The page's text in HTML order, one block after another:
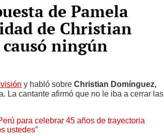
de Pamela
de Christian
ningún
y habló sobre Christian Domínguez,
La cantante afirmó que no le iba a cerrar las
para celebrar 45 años de trayectoria
ustedes”